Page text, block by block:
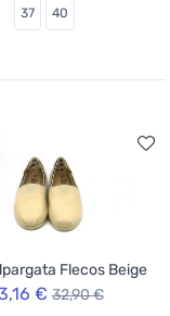
37 40
Flecos Beige
€ 32,90 €